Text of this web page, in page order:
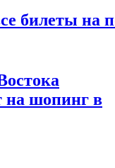
билеты на
на шопинг в